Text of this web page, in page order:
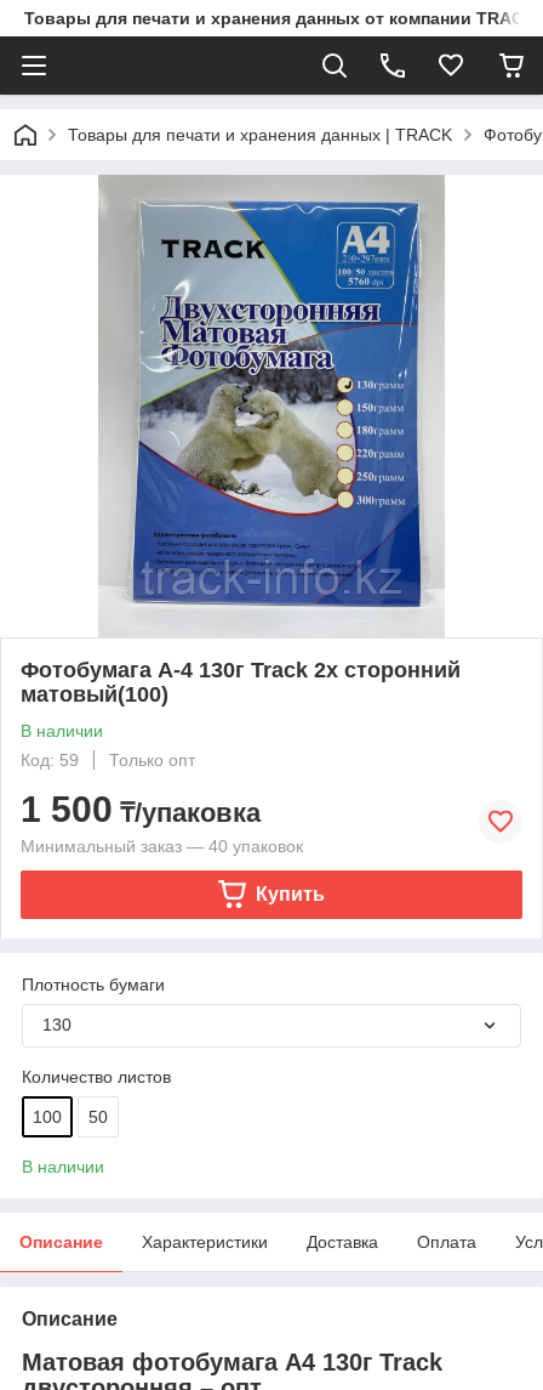
Товары для печати и хранения данных от компании TRACK
Товары для печати и хранения данных | TRACK
Фотобумага А-4 130г Track 2х сторонний
матовый(100)
В наличии
Код: 59
Только опт
1 500 ₸/упаковка
Минимальный заказ — 40 упаковок
Купить
Плотность бумаги
130
Количество листов
100 50
В наличии
Описание Характеристики Доставка Оплата
Описание
Матовая фотобумага A4 130г Track